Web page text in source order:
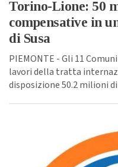
Torino-Lione: 50
compensative in
di Susa
PIEMONTE - Gli 11
lavori della tratta
disposizione 50.2 milioni